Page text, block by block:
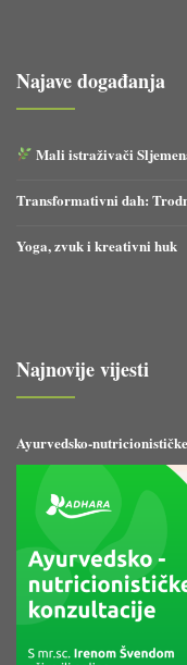
Najave događanja
Mali istraživači
Transformativni dah:
Yoga, zvuk i kreativni huk
Najnovije vijesti
Ayurvedsko-